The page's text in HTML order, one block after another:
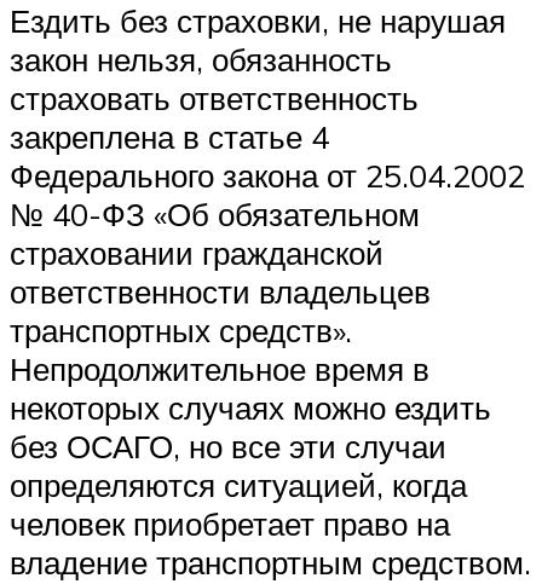
Ездить без страховки, не нарушая
закон нельзя, обязанность
страховать ответственность
закреплена в статье 4
Федерального закона от 25.04.2002
№ 40-ФЗ «Об обязательном
страховании гражданской
ответственности владельцев
транспортных средств».
Непродолжительное время в
некоторых случаях можно ездить
без ОСАГО, но все эти случаи
определяются ситуацией, когда
человек приобретает право на
владение транспортным средством.